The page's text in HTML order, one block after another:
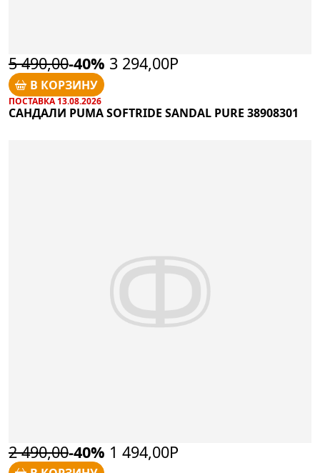
5 490,00-40% 3 294,00Р
В КОРЗИНУ
ПОСТАВКА 13.08.2026
САНДАЛИ PUMA SOFTRIDE SANDAL PURE 38908301
2 490,00-40% 1 494,00Р